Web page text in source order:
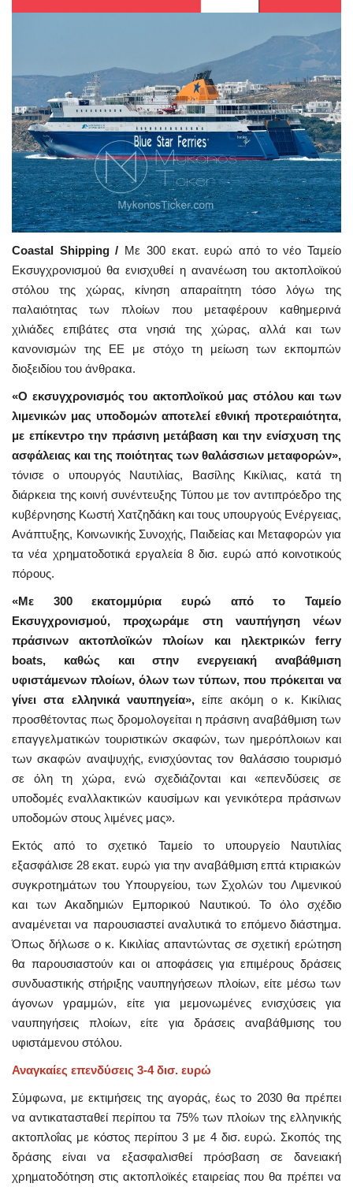
Coastal Shipping / Με 300 εκατ. ευρώ από το νέο Ταμείο
Εκσυγχρονισμού θα ενισχυθεί η ανανέωση του ακτοπλοϊκού
στόλου της χώρας, κίνηση απαραίτητη τόσο λόγω της
παλαιότητας των πλοίων που μεταφέρουν καθημερινά
χιλιάδες επιβάτες στα νησιά της χώρας, αλλά και των
κανονισμών της ΕΕ με στόχο τη μείωση των εκπομπών
διοξειδίου του άνθρακα.
«Ο εκσυγχρονισμός του ακτοπλοϊκού μας στόλου και των
λιμενικών μας υποδομών αποτελεί εθνική προτεραιότητα,
με επίκεντρο την πράσινη μετάβαση και την ενίσχυση της
ασφάλειας και της ποιότητας των θαλάσσιων μεταφορών»,
τόνισε ο υπουργός Ναυτιλίας, Βασίλης Κικίλιας, κατά τη
διάρκεια της κοινή συνέντευξης Τύπου µε τον αντιπρόεδρο της
κυβέρνησης Κωστή Χατζηδάκη και τους υπουργούς Ενέργειας,
Ανάπτυξης, Κοινωνικής Συνοχής, Παιδείας και Μεταφορών για
τα νέα χρηματοδοτικά εργαλεία 8 δισ. ευρώ από κοινοτικούς
πόρους.
«Με 300 εκατομμύρια ευρώ από το Ταμείο
Εκσυγχρονισμού, προχωράμε στη ναυπήγηση νέων
πράσινων ακτοπλοϊκών πλοίων και ηλεκτρικών ferry
boats, καθώς και στην ενεργειακή αναβάθμιση
υφιστάμενων πλοίων, όλων των τύπων, που πρόκειται να
γίνει στα ελληνικά ναυπηγεία», είπε ακόμη ο κ. Κικίλιας
προσθέτοντας πως δρομολογείται η πράσινη αναβάθμιση των
επαγγελματικών τουριστικών σκαφών, των ημερόπλοιων και
των σκαφών αναψυχής, ενισχύοντας τον θαλάσσιο τουρισμό
σε όλη τη χώρα, ενώ σχεδιάζονται και «επενδύσεις σε
υποδομές εναλλακτικών καυσίμων και γενικότερα πράσινων
υποδομών στους λιμένες μας».
Εκτός από το σχετικό Ταμείο το υπουργείο Ναυτιλίας
εξασφάλισε 28 εκατ. ευρώ για την αναβάθμιση επτά κτιριακών
συγκροτηµάτων του Υπουργείου, των Σχολών του Λιμενικού
και των Ακαδημιών Εμπορικού Ναυτικού. Το όλο σχέδιο
αναμένεται να παρουσιαστεί αναλυτικά το επόμενο διάστημα.
Όπως δήλωσε ο κ. Κικιλίας απαντώντας σε σχετική ερώτηση
θα παρουσιαστούν και οι αποφάσεις για επιμέρους δράσεις
συνδυαστικής στήριξης ναυπηγήσεων πλοίων, είτε μέσω των
άγονων γραμμών, είτε για μεμονωμένες ενισχύσεις για
ναυπηγήσεις πλοίων, είτε για δράσεις αναβάθμισης του
υφιστάμενου στόλου.
Αναγκαίες επενδύσεις 3-4 δισ. ευρώ
Σύμφωνα, με εκτιμήσεις της αγοράς, έως το 2030 θα πρέπει
να αντικατασταθεί περίπου τα 75% των πλοίων της ελληνικής
ακτοπλοΐας με κόστος περίπου 3 με 4 δισ. ευρώ. Σκοπός της
δράσης είναι να εξασφαλισθεί πρόσβαση σε δανειακή
χρηµατοδότηση στις ακτοπλοϊκές εταιρείας που θα πρέπει να